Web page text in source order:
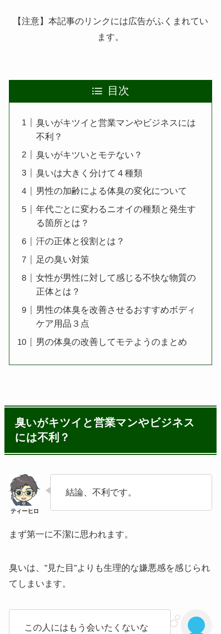
【注意】本記事のリンクには広告がふくまれてい
ます。
目次
臭いがキツイと営業マンやビジネスには
不利？
臭いがキツいとモテない？
臭いは大きく分けて４種類
男性の加齢による体臭の変化について
年代ごとに変わるニオイの種類と発生す
る箇所とは？
汗の正体と役割とは？
足の臭い対策
女性が男性に対して感じる不快な物質の
正体とは？
男性の体臭を改善させるおすすめボディ
ケア用品３点
男の体臭の改善してモテようのまとめ
臭いがキツイと営業マンやビジネス
には不利？
結論、不利です。
まず第一に不潔に思われます。
臭いは、”見た目”よりも生理的な嫌悪感を感じられ
てしまいます。
この人にはもう会いたくないな